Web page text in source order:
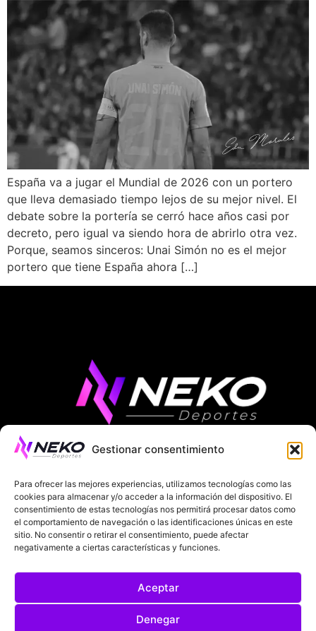
Gestionar consentimiento
Para ofrecer las mejores experiencias, utilizamos tecnologías como las
cookies para almacenar y/o acceder a la información del dispositivo. El
consentimiento de estas tecnologías nos permitirá procesar datos como
el comportamiento de navegación o las identificaciones únicas en este
sitio. No consentir o retirar el consentimiento, puede afectar
negativamente a ciertas características y funciones.
Aceptar
Denegar
España va a jugar el Mundial de 2026 con un portero
que lleva demasiado tiempo lejos de su mejor nivel. El
debate sobre la portería se cerró hace años casi por
decreto, pero igual va siendo hora de abrirlo otra vez.
Porque, seamos sinceros: Unai Simón no es el mejor
portero que tiene España ahora […]
ÚLTIMAS NOTICIAS COMPETICIONES EUROPEAS
LA LIGA MUNDIAL 2026 FÚTBOL INTERNACIONAL
SOBRE NOSOTROS
POLÍTICA DE PRIVACIDAD
POLÍTICA DE COOKIES